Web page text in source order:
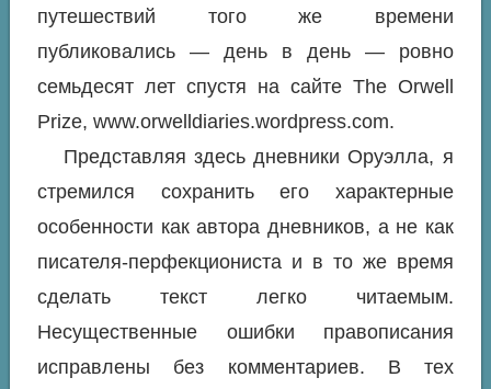
путешествий того же времени
публиковались — день в день — ровно
семьдесят лет спустя на сайте The Orwell
Prize, www.orwelldiaries.wordpress.com.
Представляя здесь дневники Оруэлла, я
стремился сохранить его характерные
особенности как автора дневников, а не как
писателя-перфекциониста и в то же время
сделать текст легко читаемым.
Несущественные ошибки правописания
исправлены без комментариев. В тех